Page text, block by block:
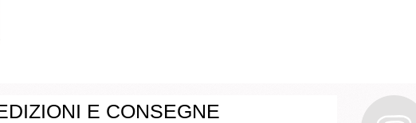
E CONSEGNE